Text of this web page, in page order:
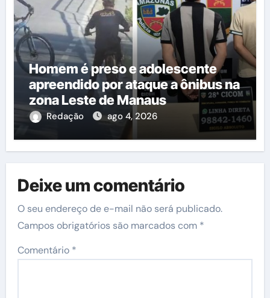
Homem é preso e adolescente
apreendido por ataque a ônibus na
zona Leste de Manaus
Redação ago 4, 2026
Deixe um comentário
O seu endereço de e-mail não será publicado.
Campos obrigatórios são marcados com *
Comentário *